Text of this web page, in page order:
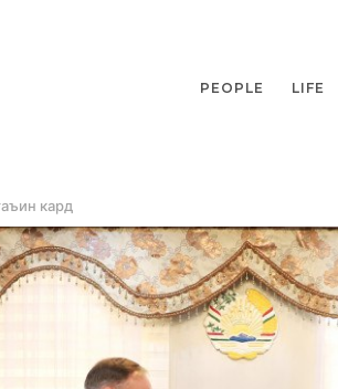
PEOPLE LIFE
кард